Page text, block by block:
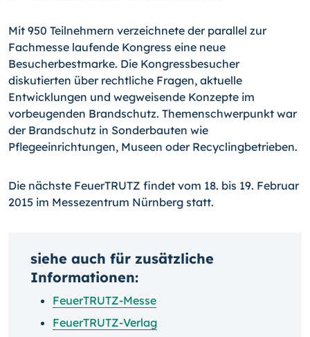
Mit 950 Teilnehmern verzeichnete der parallel zur
Fachmesse laufende Kongress eine neue
Besucherbestmarke. Die Kongressbesucher
diskutierten über rechtliche Fragen, aktuelle
Entwicklungen und wegweisende Konzepte im
vorbeugenden Brandschutz. Themenschwerpunkt war
der Brandschutz in Sonderbauten wie
Pflegeeinrichtungen, Museen oder Recyclingbetrieben.
Die nächste FeuerTRUTZ findet vom 18. bis 19. Februar
2015 im Messezentrum Nürn­berg statt.
siehe auch für zusätzliche
Informationen:
FeuerTRUTZ-Messe
FeuerTRUTZ-Verlag